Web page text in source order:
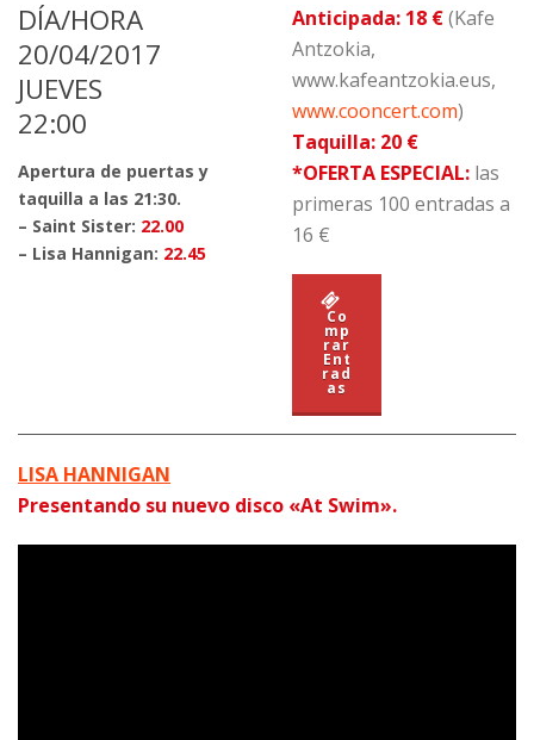
DÍA/HORA
20/04/2017
JUEVES
22:00
Apertura de puertas y
taquilla a las 21:30.
– Saint Sister: 22.00
– Lisa Hannigan: 22.45
Anticipada: 18 €(Kafe
Antzokia,
www.kafeantzokia.eus,
www.cooncert.com)
Taquilla: 20 €
*OFERTA ESPECIAL:las
primeras 100 entradas a
16 €
Co
mp
rar
Ent
rad
as
LISA HANNIGAN
Presentando su nuevo disco «At Swim».